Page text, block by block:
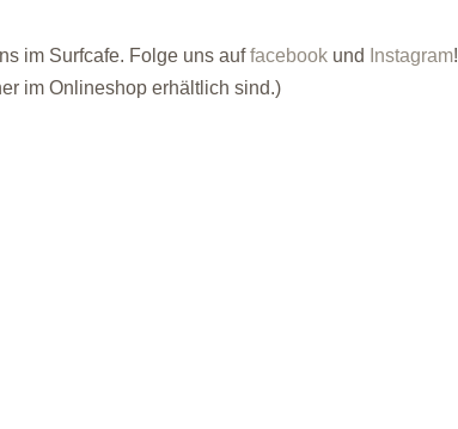
im Surfcafe. Folge uns auffacebook und Instagram!
im Onlineshop erhältlich sind.)